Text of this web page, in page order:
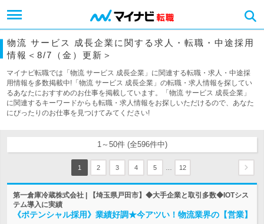
物流 サービス 成長企業に関する求人・転職・中途採用
情報＜8/7（金）更新＞
マイナビ転職では「物流 サービス 成長企業」に関連する転職・求人・中途採
用情報を多数掲載中!「物流 サービス 成長企業」の転職・求人情報を探してい
るあなたにおすすめのお仕事を掲載しています。「物流 サービス 成長企業」
に関連するキーワードからも転職・求人情報をお探しいただけるので、あなた
にぴったりのお仕事を見つけてみてください!
1～50件 (全596件中)
1 2 3 4 5 12
第一倉庫冷蔵株式会社 | 【埼玉県戸田市】◆大手企業と取引多数◆IOTシス
テム導入に実績
《ポテンシャル採用》業績好調★今アツい！物流業界の【営業】